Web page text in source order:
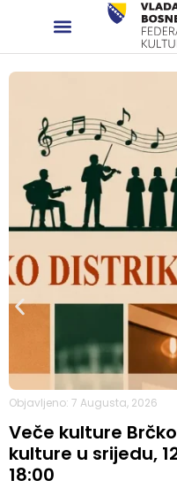
Objavljeno: 7 Augusta, 2026
Veče kulture
kulture u srijedu,
18:00